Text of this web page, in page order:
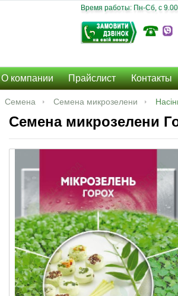
Время работы: Пн-Сб, c
О компании Прайслист Контакты
Семена Семена микрозелени
Семена микрозелени